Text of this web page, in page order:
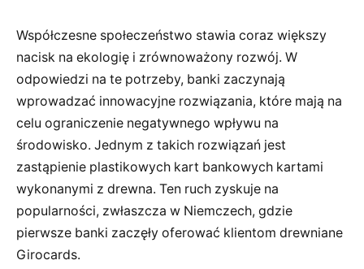
Współczesne społeczeństwo stawia coraz większy
nacisk na ekologię i zrównoważony rozwój. W
odpowiedzi na te potrzeby, banki zaczynają
wprowadzać innowacyjne rozwiązania, które mają na
celu ograniczenie negatywnego wpływu na
środowisko. Jednym z takich rozwiązań jest
zastąpienie plastikowych kart bankowych kartami
wykonanymi z drewna. Ten ruch zyskuje na
popularności, zwłaszcza w Niemczech, gdzie
pierwsze banki zaczęły oferować klientom drewniane
Girocards.